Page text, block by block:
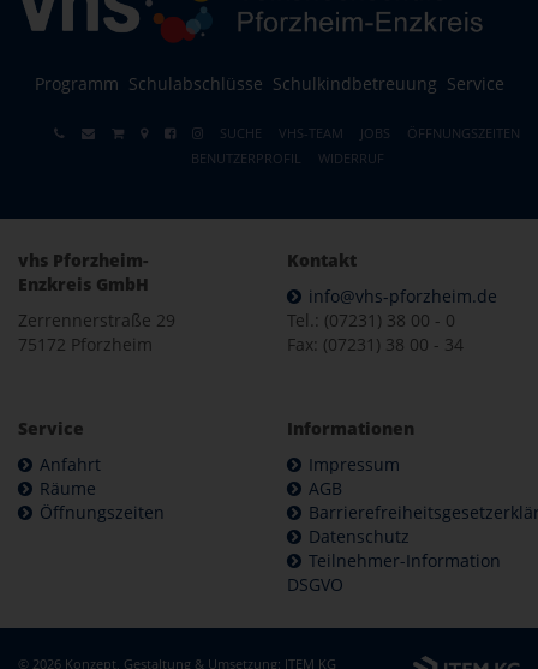
Programm Schulabschlüsse Schulkindbetreuung Service
SUCHE VHS-TEAM JOBS
ÖFFNUNGSZEITEN
BENUTZERPROFIL
WIDERRUF
vhs Pforzheim-
Enzkreis GmbH
Zerrennerstraße 29
75172 Pforzheim
Kontakt
info@vhs-pforzheim.de
Tel.: (07231) 38 00 - 0
Fax: (07231) 38 00 - 34
Service
Anfahrt
Räume
Öffnungszeiten
Informationen
Impressum
AGB
Datenschutz
Teilnehmer-Information
DSGVO
© 2026 Konzept, Gestaltung & Umsetzung: ITEM KG